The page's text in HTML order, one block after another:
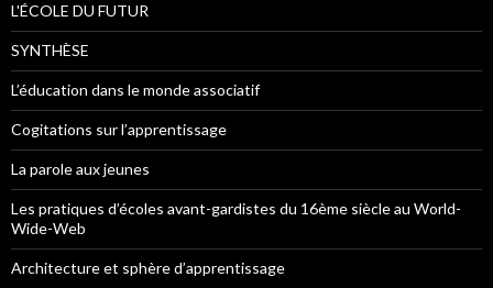
L'ÉCOLE DU FUTUR
SYNTHÈSE
L’éducation dans le monde associatif
Cogitations sur l’apprentissage
La parole aux jeunes
Les pratiques d’écoles avant-gardistes du 16ème siècle au World-
Wide-Web
Architecture et sphère d’apprentissage